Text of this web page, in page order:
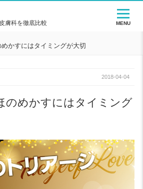
膚科を徹底比較
かすにはタイミングが大切
2018-04-04
のめかすにはタイミング
MENU